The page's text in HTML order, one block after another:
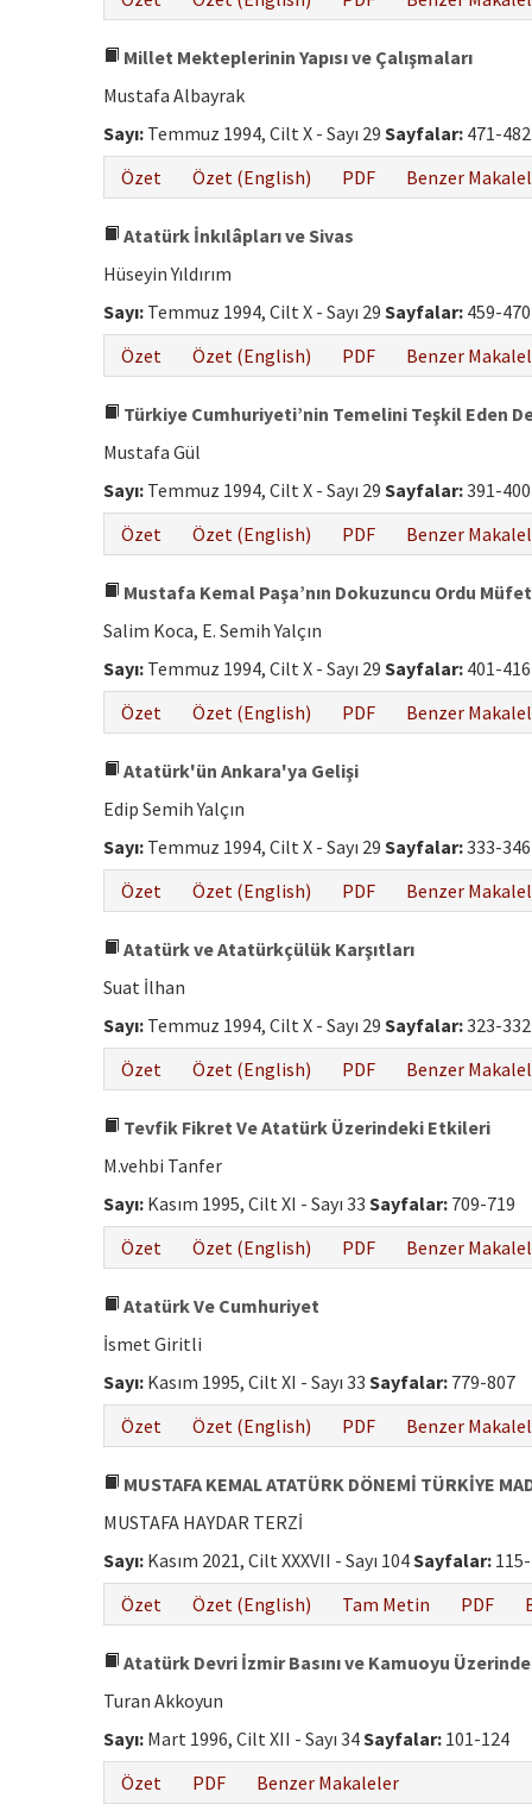
Millet Mekteplerinin Yapısı ve Çalışmaları
Mustafa Albayrak
Sayı: Temmuz 1994, Cilt X - Sayı 29 Sayfalar: 471-482
Özet
Özet (English) PDF Benzer
Atatürk İnkılâpları ve Sivas
Hüseyin Yıldırım
Sayı: Temmuz 1994, Cilt X - Sayı 29 Sayfalar: 459-470
Özet
Özet (English) PDF Benzer
Türkiye Cumhuriyeti’nin Temelini Teşkil Eden
Mustafa Gül
Sayı: Temmuz 1994, Cilt X - Sayı 29 Sayfalar:391-400
Özet
Özet (English) PDF Benzer
Mustafa Kemal Paşa’nın Dokuzuncu Ordu
Salim Koca, E. Semih Yalçın
Sayı: Temmuz 1994, Cilt X - Sayı 29 Sayfalar: 401-416
Özet
Özet (English) PDF Benzer
Atatürk'ün Ankara'ya Gelişi
Edip Semih Yalçın
Sayı: Temmuz 1994, Cilt X - Sayı 29 Sayfalar:333-346
Özet
Özet (English) PDF Benzer
Atatürk ve Atatürkçülük Karşıtları
Suat İlhan
Sayı: Temmuz 1994, Cilt X - Sayı 29 Sayfalar:323-332
Özet
Özet (English) PDF Benzer
Tevfik Fikret Ve Atatürk Üzerindeki Etkileri
M.vehbi Tanfer
Sayı: Kasım 1995, Cilt XI - Sayı 33 Sayfalar: 709-719
Özet
Özet (English) PDF Benzer
Atatürk Ve Cumhuriyet
İsmet Giritli
Sayı: Kasım 1995, Cilt XI - Sayı 33 Sayfalar: 779-807
Özet
Özet (English) PDF Benzer
MUSTAFA KEMAL ATATÜRK DÖNEMİ TÜRKİYE
MUSTAFA HAYDAR TERZİ
Sayı: Kasım 2021, Cilt XXXVII - Sayı 104Sayfalar:
Özet
Özet (English) Tam Metin PDF
Atatürk Devri İzmir Basını ve Kamuoyu
Turan Akkoyun
Sayı: Mart 1996, Cilt XII - Sayı 34Sayfalar: 101-124
Özet
PDF Benzer Makaleler